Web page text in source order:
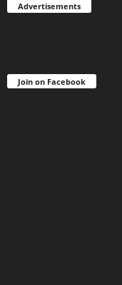
Advertisements
Join on Facebook